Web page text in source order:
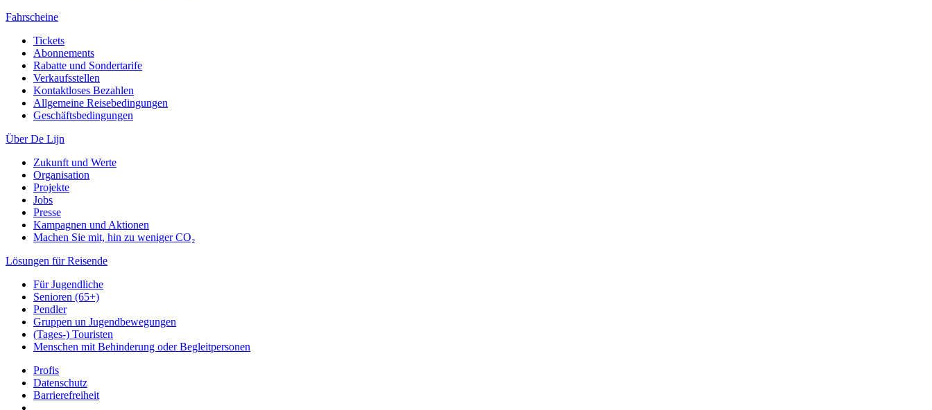
Fahrscheine
Tickets
Abonnements
Rabatte und Sondertarife
Verkaufsstellen
Kontaktloses Bezahlen
Allgemeine Reisebedingungen
Geschäftsbedingungen
Über De Lijn
Zukunft und Werte
Organisation
Projekte
Jobs
Presse
Kampagnen und Aktionen
Machen Sie mit, hin zu weniger CO₂
Lösungen für Reisende
Für Jugendliche
Senioren (65+)
Pendler
Gruppen un Jugendbewegungen
(Tages-) Touristen
Menschen mit Behinderung oder Begleitpersonen
Profis
Datenschutz
Barrierefreiheit